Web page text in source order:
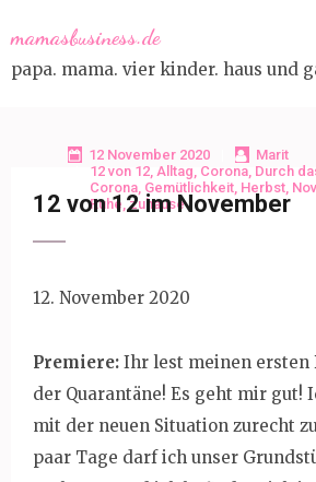
to
content
mamasbusiness.de
papa. mama. vier kinder. haus und
12 November 2020
Marit
12 von 12, Alltag, Corona, Durch
Corona, Gemütlichkeit, Herbst,
Ruhe,zuhause
12 von 12 im November
12. November 2020
Premiere: Ihr lest meinen ersten
der Quarantäne! Es geht mir gut!
mit der neuen Situation zurecht
paar Tage darf ich unser